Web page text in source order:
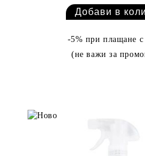
-5% при плащане с
(не важи за